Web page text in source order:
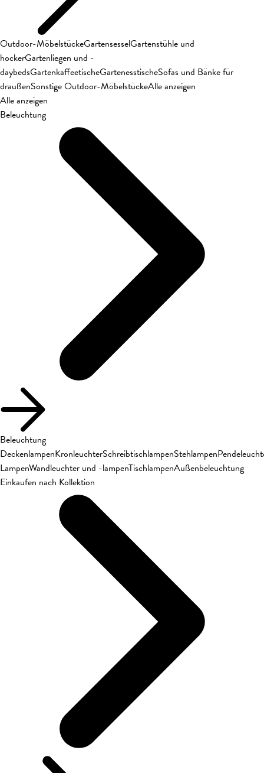
Outdoor-MöbelstückeGartensesselGartenstühle und
hockerGartenliegen und -
daybedsGartenkaffeetischeGartenesstischeSofas und Bänke für
draußenSonstige Outdoor-MöbelstückeAlle anzeigen
Alle anzeigen
Beleuchtung
Beleuchtung
DeckenlampenKronleuchterSchreibtischlampenStehlampen
LampenWandleuchter und -lampenTischlampenAußenbeleuchtung
Einkaufen nach Kollektion